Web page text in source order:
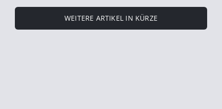
WEITERE ARTIKEL IN KÜRZE